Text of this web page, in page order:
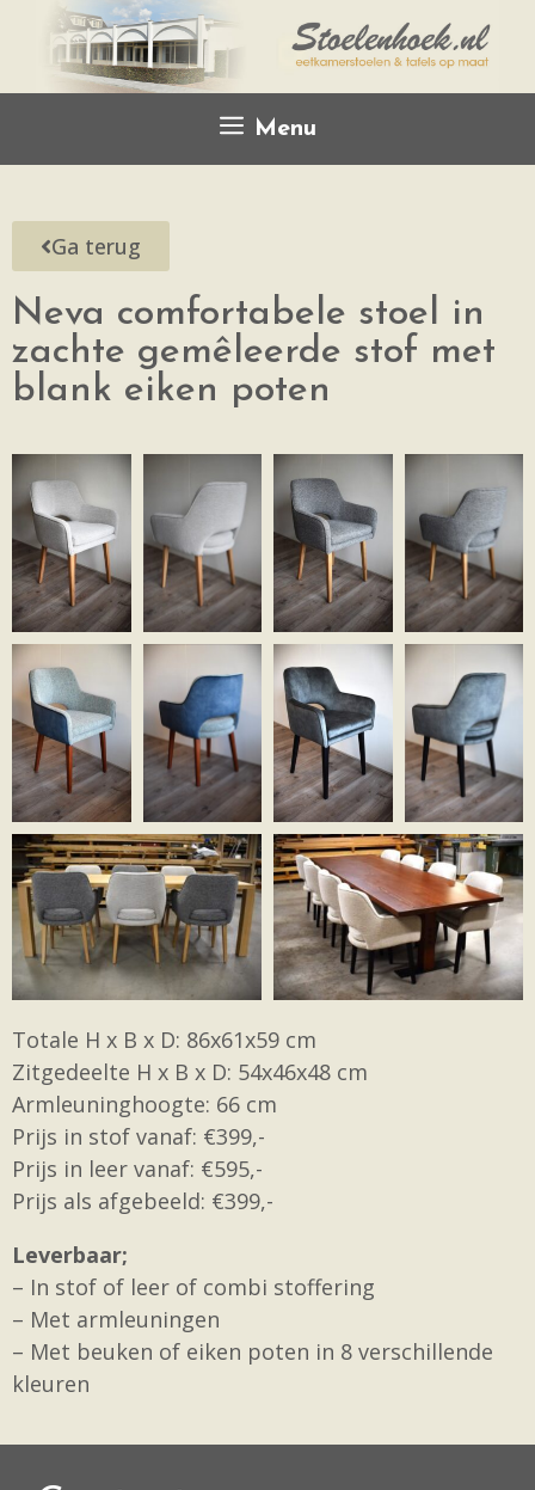
Menu
Ga terug
Neva comfortabele stoel in
zachte gemêleerde stof met
blank eiken poten
Totale H x B x D: 86x61x59 cm
Zitgedeelte H x B x D: 54x46x48 cm
Armleuninghoogte: 66 cm
Prijs in stof vanaf: €399,-
Prijs in leer vanaf: €595,-
Prijs als afgebeeld: €399,-
Leverbaar;
– In stof of leer of combi stoffering
– Met armleuningen
– Met beuken of eiken poten in 8 verschillende
kleuren